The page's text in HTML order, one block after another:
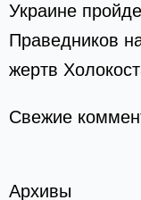
Украине
Праведников
жертв
Свежие
Архивы